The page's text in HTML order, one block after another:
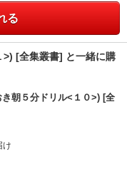
る
>) [全集叢書] と一緒に購
朝５分ドリル<１０>) [全
け